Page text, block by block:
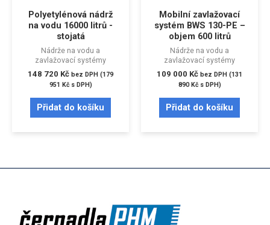
Polyetylénová nádrž
na vodu 16000 litrů -
stojatá
Nádrže na vodu a
zavlažovací systémy
148 720 Kč bez DPH (179
951 Kčs DPH)
Přidat do košíku
Mobilní zavlažovací
systém BWS 130-PE –
objem 600 litrů
Nádrže na vodu a
zavlažovací systémy
109 000 Kč bez DPH (131
890 Kčs DPH)
Přidat do košíku